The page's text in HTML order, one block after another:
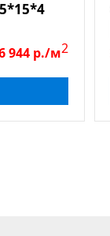
944 р./м2